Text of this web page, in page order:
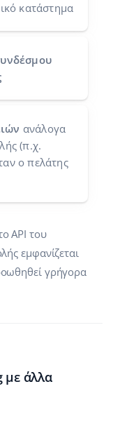
κατάστημα
ανάλογα
(π.χ.
ο πελάτης
API του
εμφανίζεται
γρήγορα
με άλλα